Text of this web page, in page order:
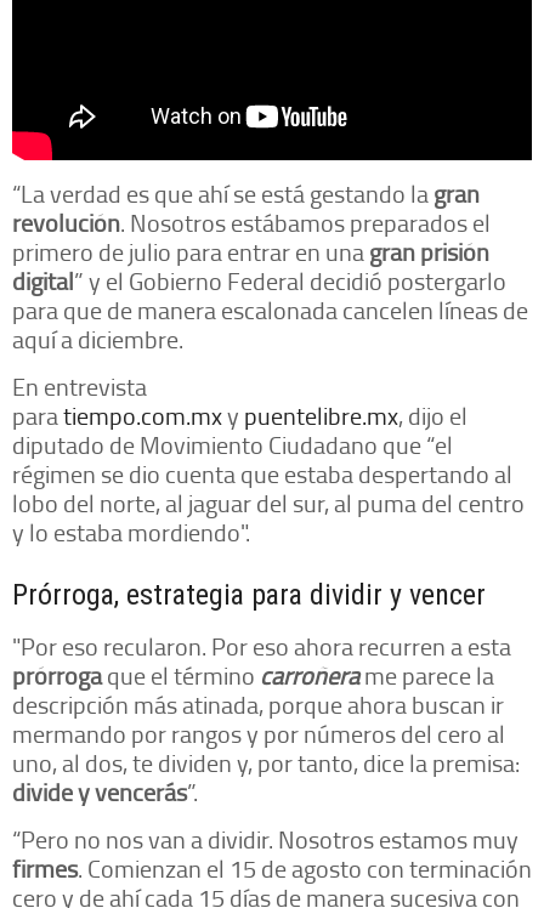
“La verdad es que ahí se está gestando lagran
revolución. Nosotros estábamos preparados el
primero de julio para entrar en unagran prisión
digital” y el Gobierno Federal decidió postergarlo
para que de manera escalonada cancelen líneas de
aquí a diciembre.
En entrevista
paratiempo.com.mxy puentelibre.mx, dijo el
diputado de Movimiento Ciudadano que “el
régimen se dio cuenta que estaba despertando al
lobo del norte, al jaguar del sur, al puma del centro
y lo estaba mordiendo".
Prórroga, estrategia para dividir y vencer
"Por eso recularon. Por eso ahora recurren a esta
prórrogaque el término carroñerame parece la
descripción más atinada, porque ahora buscan ir
mermando por rangos y por números del cero al
uno, al dos, te dividen y, por tanto, dice la premisa:
divide y vencerás”.
“Pero no nos van a dividir. Nosotros estamos muy
firmes. Comienzan el 15 de agosto con terminación
cero y de ahí cada 15 días de manera sucesiva con